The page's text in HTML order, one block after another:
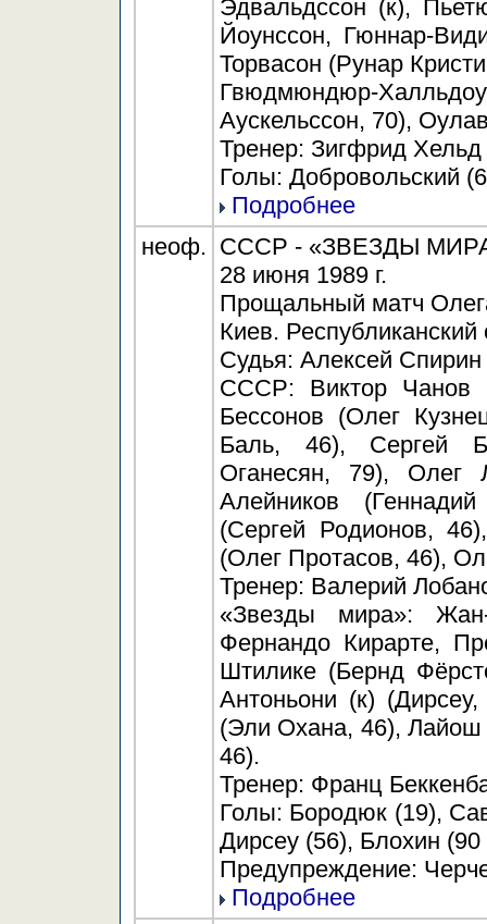
Эдвальдссон (к),
Йоунссон, Гюннар-
Торвасон (Рунар
Гвюдмюндюр-
Аускельссон, 70),
Тренер: Зигфрид
Голы: Добровольский
Подробнее
неоф. СССР - «ЗВЕЗДЫ
28 июня 1989 г.
Прощальный матч
Киев.
Судья: Алексей
СССР: Виктор Чанов
Бессонов (Олег
Баль, 46), Сергей
Оганесян, 79), Олег
Алейников
(Сергей Родионов,
(Олег Протасов, 46),
Тренер: Валерий
«Звезды мира»:
Фернандо Кирарте,
Штилике (Бернд
Антоньони (к)
(Эли Охана, 46), Лайош
46).
Тренер: Франц
Голы: Бородюк (19),
Дирсеу (56), Блохин
Предупреждение:
Подробнее